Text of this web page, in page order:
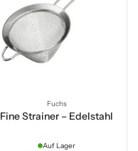
Fuchs
Fine Strainer – Edelstahl
Auf Lager